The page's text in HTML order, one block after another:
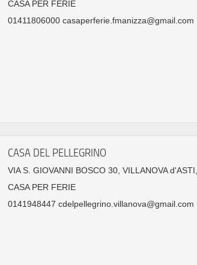
CASA PER FERIE
01411806000 casaperferie.fmanizza@gmail.com
CASA DEL PELLEGRINO
VIA S. GIOVANNI BOSCO 30, VILLANOVA
CASA PER FERIE
0141948447 cdelpellegrino.villanova@gmail.com